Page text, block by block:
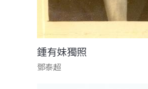
鍾有妹獨照
鄧泰超